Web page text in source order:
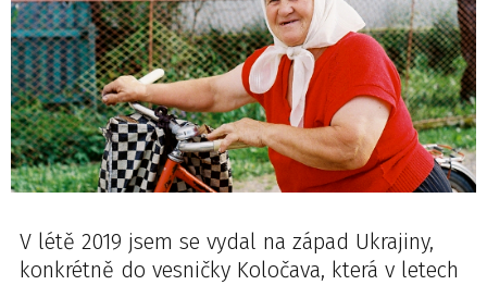
V létě 2019 jsem se vydal na západ Ukrajiny,
konkrétně do vesničky Koločava, která v letech